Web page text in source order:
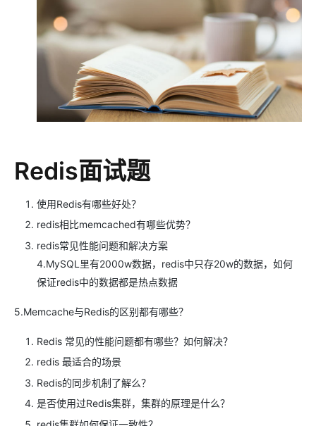
Redis面试题
使用Redis有哪些好处？
redis相比memcached有哪些优势？
redis常见性能问题和解决方案
4.MySQL里有2000w数据，redis中只存20w的数据，如何
保证redis中的数据都是热点数据
5.Memcache与Redis的区别都有哪些？
Redis 常见的性能问题都有哪些？如何解决？
redis 最适合的场景
Redis的同步机制了解么？
是否使用过Redis集群，集群的原理是什么？